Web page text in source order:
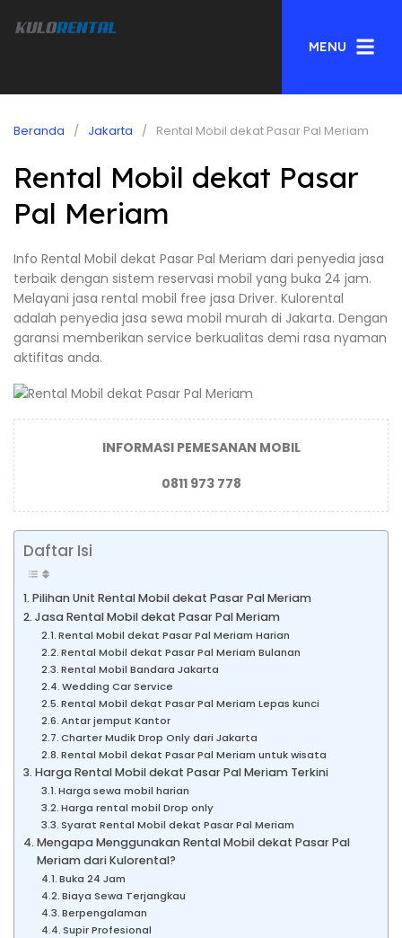
MENU
Beranda Jakarta Rental Mobil dekat Pasar Pal Meriam
Rental Mobil dekat Pasar
Pal Meriam
Info Rental Mobil dekat Pasar Pal Meriam dari penyedia jasa
terbaik dengan sistem reservasi mobil yang buka 24 jam.
Melayani jasa rental mobil free jasa Driver. Kulorental
adalah penyedia jasa sewa mobil murah di Jakarta. Dengan
garansi memberikan service berkualitas demi rasa nyaman
aktifitas anda.
INFORMASI PEMESANAN MOBIL
0811 973 778
Daftar Isi
Pilihan Unit Rental Mobil dekat Pasar Pal Meriam
Jasa Rental Mobil dekat Pasar Pal Meriam
Rental Mobil dekat Pasar Pal Meriam Harian
Rental Mobil dekat Pasar Pal Meriam Bulanan
Rental Mobil Bandara Jakarta
Wedding Car Service
Rental Mobil dekat Pasar Pal Meriam Lepas kunci
Antar jemput Kantor
Charter Mudik Drop Only dari Jakarta
Rental Mobil dekat Pasar Pal Meriam untuk wisata
Harga Rental Mobil dekat Pasar Pal Meriam Terkini
Harga sewa mobil harian
Harga rental mobil Drop only
Syarat Rental Mobil dekat Pasar Pal Meriam
Mengapa Menggunakan Rental Mobil dekat Pasar Pal
Meriam dari Kulorental?
Buka 24 Jam
Biaya Sewa Terjangkau
Berpengalaman
Supir Profesional